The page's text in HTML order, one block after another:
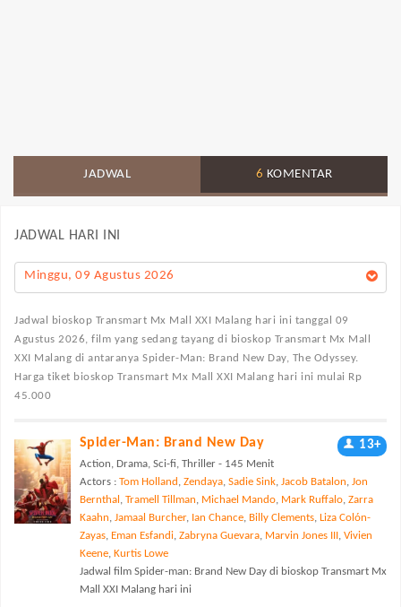
JADWAL 6 KOMENTAR
JADWAL HARI INI
Minggu, 09 Agustus 2026
Jadwal bioskop Transmart Mx Mall XXI Malang hari ini tanggal 09
Agustus 2026, film yang sedang tayang di bioskop Transmart Mx Mall
XXI Malang di antaranya Spider-Man: Brand New Day, The Odyssey.
Harga tiket bioskop Transmart Mx Mall XXI Malang hari ini mulai Rp
45.000
Spider-Man: Brand New Day 13+
Action, Drama, Sci-fi, Thriller - 145 Menit
Actors : Tom Holland , Zendaya, Sadie Sink, Jacob Batalon, Jon
Bernthal , Tramell Tillman, Michael Mando, Mark Ruffalo, Zarra
Kaahn, Jamaal Burcher, Ian Chance, Billy Clements, Liza Colón-
Zayas, Eman Esfandi, Zabryna Guevara, Marvin Jones III, Vivien
Keene, Kurtis Lowe
Jadwal film Spider-man: Brand New Day di bioskop Transmart Mx
Mall XXI Malang hari ini